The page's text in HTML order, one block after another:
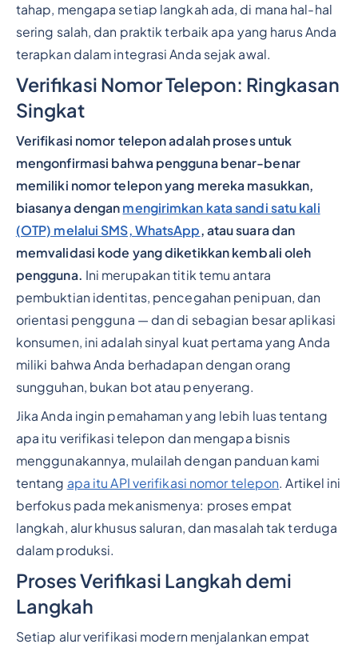
tahap, mengapa setiap langkah ada, di mana hal-hal
sering salah, dan praktik terbaik apa yang harus Anda
terapkan dalam integrasi Anda sejak awal.
Verifikasi Nomor Telepon: Ringkasan
Singkat
Verifikasi nomor telepon adalah proses untuk
mengonfirmasi bahwa pengguna benar-benar
memiliki nomor telepon yang mereka masukkan,
biasanya dengan mengirimkan kata sandi satu kali
(OTP) melalui SMS, WhatsApp, atau suara dan
memvalidasi kode yang diketikkan kembali oleh
pengguna. Ini merupakan titik temu antara
pembuktian identitas, pencegahan penipuan, dan
orientasi pengguna — dan di sebagian besar aplikasi
konsumen, ini adalah sinyal kuat pertama yang Anda
miliki bahwa Anda berhadapan dengan orang
sungguhan, bukan bot atau penyerang.
Jika Anda ingin pemahaman yang lebih luas tentang
apa itu verifikasi telepon dan mengapa bisnis
menggunakannya, mulailah dengan panduan kami
tentang apa itu API verifikasi nomor telepon. Artikel ini
berfokus pada mekanismenya: proses empat
langkah, alur khusus saluran, dan masalah tak terduga
dalam produksi.
Proses Verifikasi Langkah demi
Langkah
Setiap alur verifikasi modern menjalankan empat